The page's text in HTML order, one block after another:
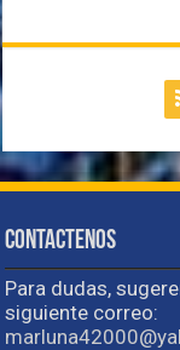
Contactenos
Para dudas,
siguiente correo: